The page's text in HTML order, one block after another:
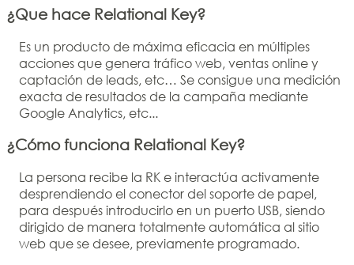
¿Que hace Relational Key?
Es un producto de máxima eficacia en múltiples
acciones que genera tráfico web, ventas online y
captación de leads, etc… Se consigue una medición
exacta de resultados de la campaña mediante
Google Analytics, etc...
¿Cómo funciona Relational Key?
La persona recibe la RK e interactúa activamente
desprendiendo el conector del soporte de papel,
para después introducirlo en un puerto USB, siendo
dirigido de manera totalmente automática al sitio
web que se desee, previamente programado.